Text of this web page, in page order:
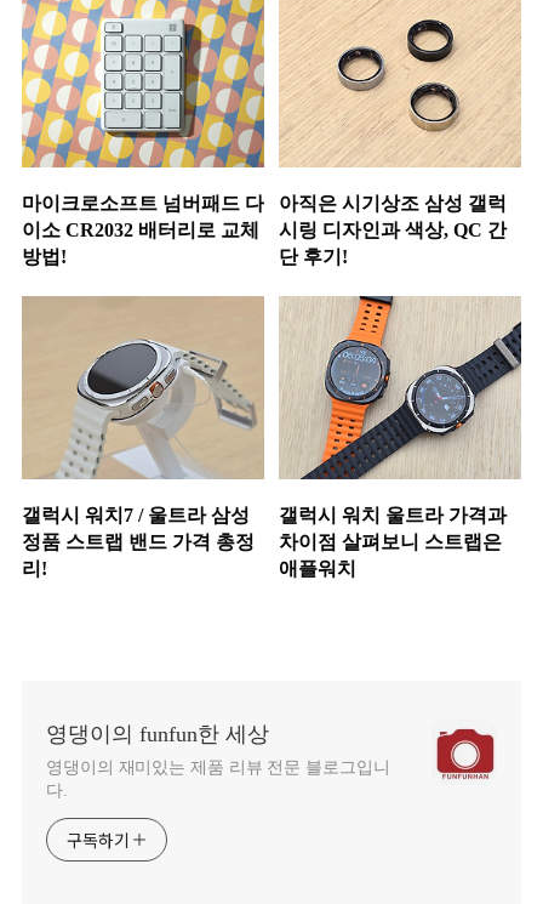
마이크로소프트 넘버패드 다
이소 CR2032 배터리로 교체
방법!
아직은 시기상조 삼성 갤럭
시링 디자인과 색상, QC 간
단 후기!
갤럭시 워치7 / 울트라 삼성
정품 스트랩 밴드 가격 총정
리!
갤럭시 워치 울트라 가격과
차이점 살펴보니 스트랩은
애플워치
영댕이의 funfun한 세상
영댕이의 재미있는 제품 리뷰 전문 블로그입니
다.
구독하기